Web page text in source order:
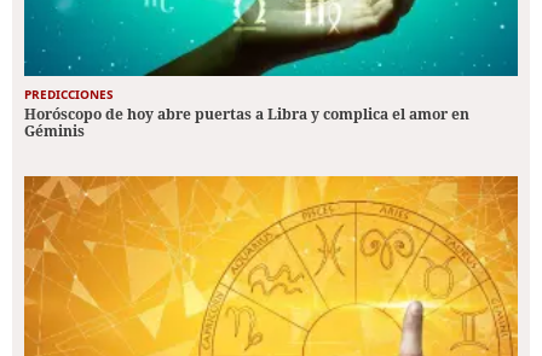
PREDICCIONES
Horóscopo de hoy abre puertas a Libra y complica el amor en
Géminis